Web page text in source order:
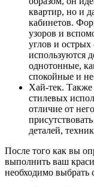
квартир, но и
кабинетов.
узоров и
углов и
используются
однотонные,
спокойные и
Хай-тек. Также
стилевых
отличие от
деталей,
После того как вы
выполнить ваш
необходимо выбрать